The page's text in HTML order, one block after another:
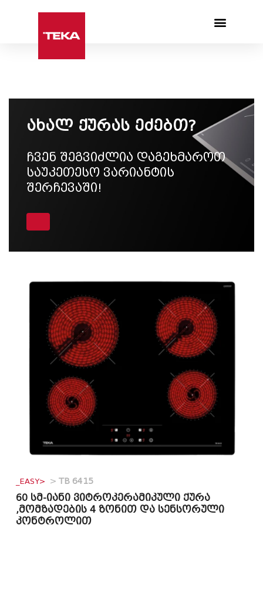
ახალ ქურას ეძებთ?
ჩვენ შეგვიძლია დაგეხმაროთ
საუკეთესო ვარიანტის
შერჩევაში!
_EASY> > TB 6415
60 სმ-იანი ვიტროკერამიკული ქურა
,მომზადების 4 ზონით და სენსორული
კონტროლით